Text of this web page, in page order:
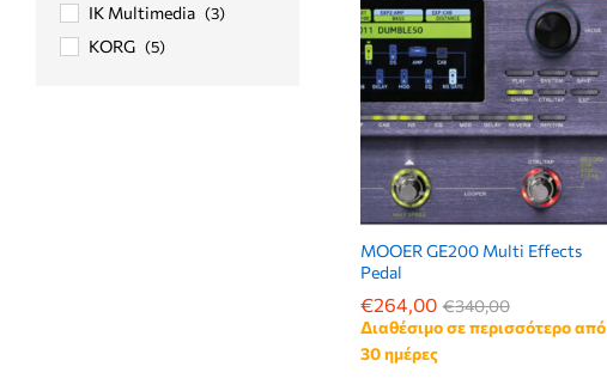
MOOER GE200 Multi Effects
Pedal
€264,00 €340,00
€264,00 €340,00
Διαθέσιμο σε περισσότερο από
30 ημέρες
IK Multimedia (3)
KORG (5)